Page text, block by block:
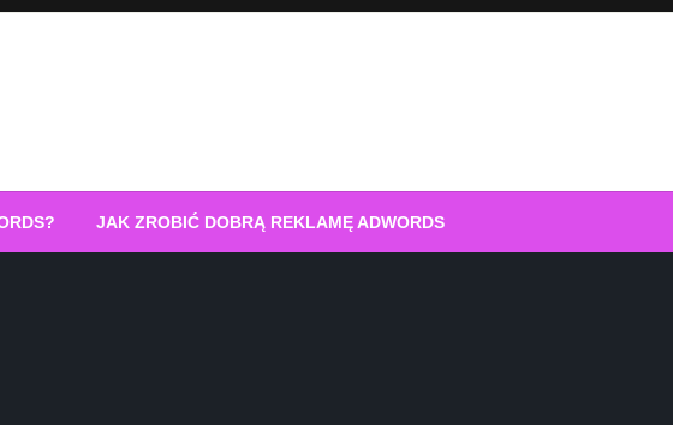
JAK ZROBIĆ DOBRĄ REKLAMĘ ADWORDS